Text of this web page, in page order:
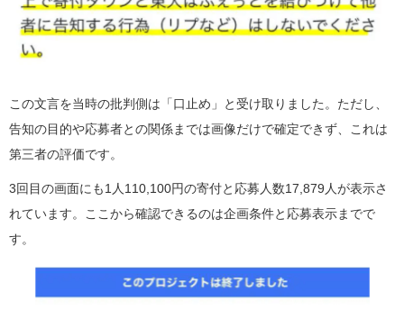
この文言を当時の批判側は「口止め」と受け取りました。ただし、
告知の目的や応募者との関係までは画像だけで確定できず、これは
第三者の評価です。
3回目の画面にも1人110,100円の寄付と応募人数17,879人が表示さ
れています。ここから確認できるのは企画条件と応募表示までで
す。